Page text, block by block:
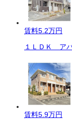
賃料5.2万円
１ＬＤＫ ア
賃料5.9万円